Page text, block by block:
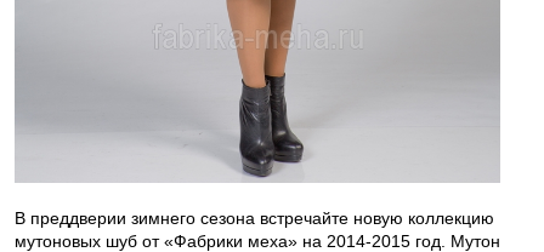
В преддверии зимнего сезона встречайте новую коллекцию
мутоновых шуб от «Фабрики меха» на 2014-2015 год. Мутон